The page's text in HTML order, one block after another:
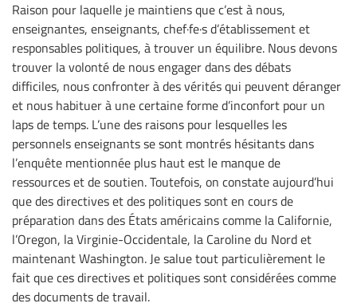
Raison pour laquelle je maintiens que c’est à nous,
enseignantes, enseignants, chef·fe·s d’établissement et
responsables politiques, à trouver un équilibre. Nous devons
trouver la volonté de nous engager dans des débats
difficiles, nous confronter à des vérités qui peuvent déranger
et nous habituer à une certaine forme d’inconfort pour un
laps de temps. L’une des raisons pour lesquelles les
personnels enseignants se sont montrés hésitants dans
l’enquête mentionnée plus haut est le manque de
ressources et de soutien. Toutefois, on constate aujourd’hui
que des directives et des politiques sont en cours de
préparation dans des États américains comme la Californie,
l’Oregon, la Virginie-Occidentale, la Caroline du Nord et
maintenant Washington. Je salue tout particulièrement le
fait que ces directives et politiques sont considérées comme
des documents de travail.